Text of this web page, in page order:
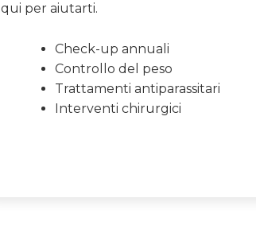
qui per aiutarti.
Check-up annuali
Controllo del peso
Trattamenti antiparassitari
Interventi chirurgici